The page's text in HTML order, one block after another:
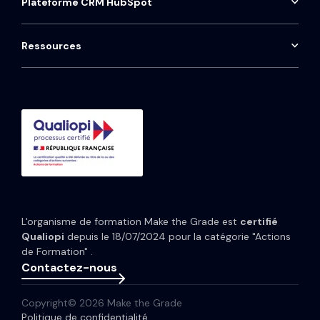
Maintenance CRM
Contact
Onboarding HubSpot
Consulting HubSpot
HubSpot Marketing Hub
HubSpot Service Hub
HubSpot Data Hub
Tarifs HubSpot
Ressources
Études de cas
Portfolio
Espace presse
Glossaire
L'organisme de formation Make the Grade est certifié
Qualiopi depuis le 18/07/2024 pour la catégorie "Actions
de Formation" .
Contactez-nous
Copyright© 2026 Make the Grade